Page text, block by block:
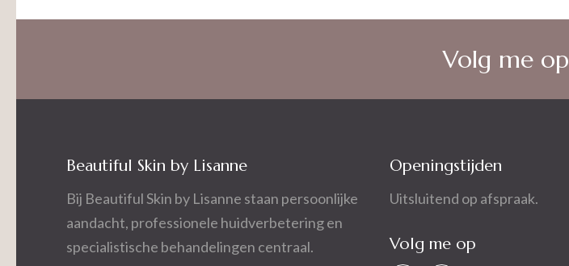
Volg me op
Beautiful Skin by Lisanne
Bij Beautiful Skin by Lisanne staan persoonlijke
aandacht, professionele huidverbetering en
specialistische behandelingen centraal.
Openingstijden
Uitsluitend op afspraak.
Volg me op